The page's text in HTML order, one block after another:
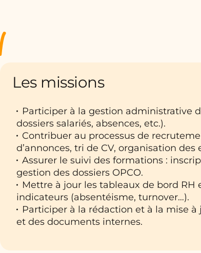
Les missions
Participer à la gestion administrative
dossiers salariés, absences, etc.).
Contribuer au processus de
d’annonces, tri de CV, organisation des
Assurer le suivi des formations :
gestion des dossiers OPCO.
Mettre à jour les tableaux de bord RH
indicateurs (absentéisme, turnover…).
Participer à la rédaction et à la mise à
et des documents internes.